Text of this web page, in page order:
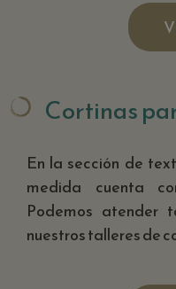
Cortinas
En la sección de
medida cuenta
Podemos atender
nuestros talleres de